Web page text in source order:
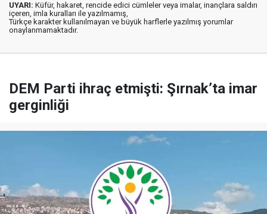
UYARI: Küfür, hakaret, rencide edici cümleler veya imalar, inançlara saldırı
içeren, imla kuralları ile yazılmamış,
Türkçe karakter kullanılmayan ve büyük harflerle yazılmış yorumlar
onaylanmamaktadır.
DEM Parti ihraç etmişti: Şırnak’ta imar
gerginliği